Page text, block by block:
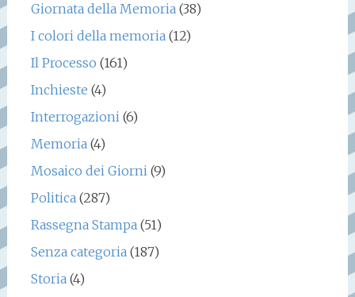
Giornata della Memoria(38)
I colori della memoria(12)
Il Processo (161)
Inchieste (4)
Interrogazioni(6)
Memoria(4)
Mosaico dei Giorni(9)
Politica(287)
Rassegna Stampa(51)
Senza categoria(187)
Storia(4)